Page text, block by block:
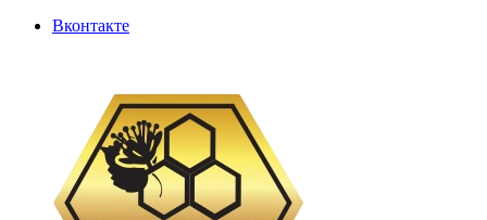
Вконтакте